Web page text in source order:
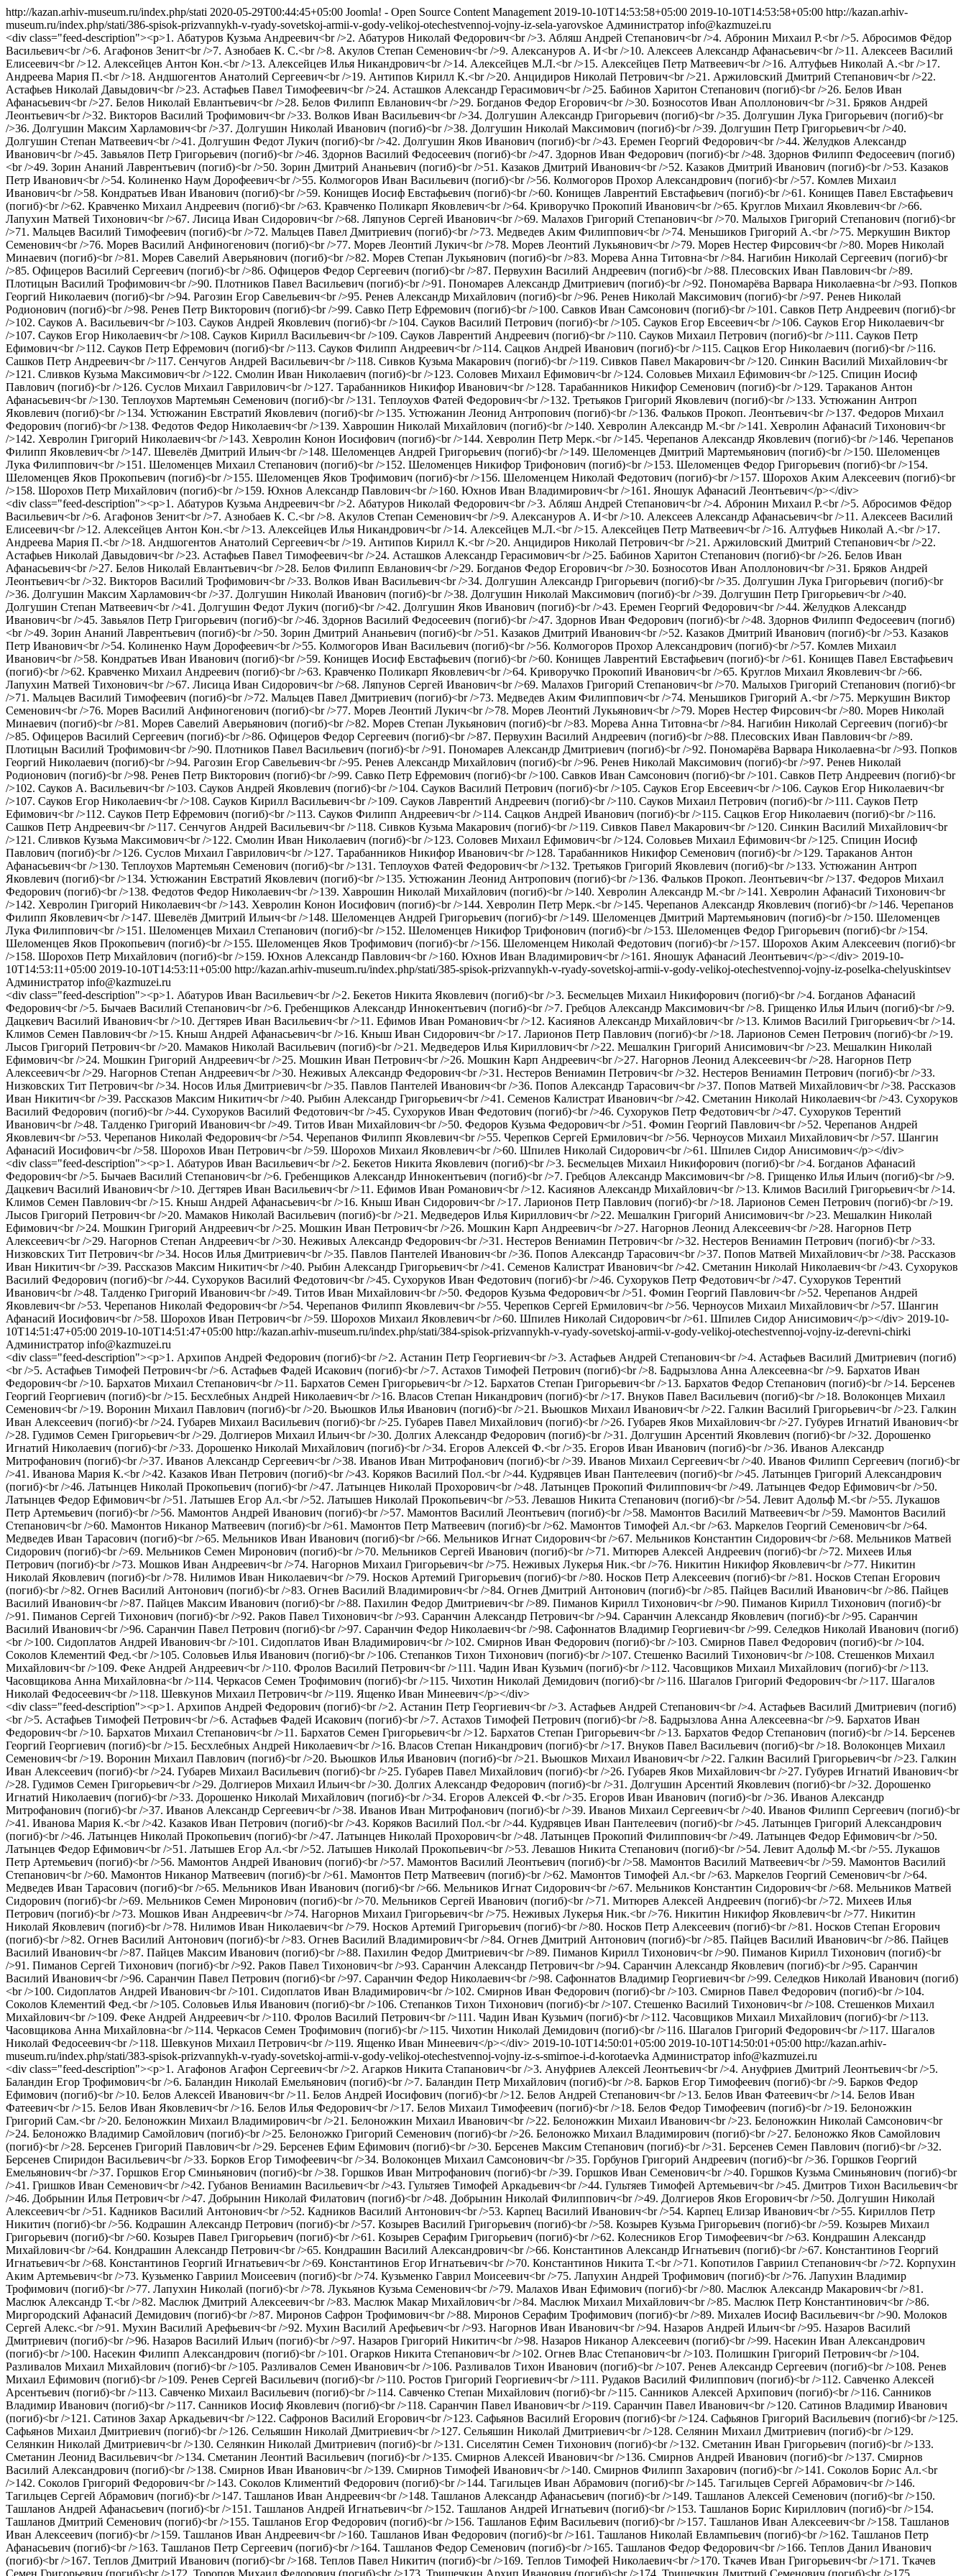
http://kazan.arhiv-museum.ru/index.php/stati 2020-05-29T00:44:45+05:00 Joomla! - Open Source Content Management 2019-10-10T14:53:58+05:00 2019-10-10T14:53:58+05:00 http://kazan.arhiv-
museum.ru/index.php/stati/386-spisok-prizvannykh-v-ryady-sovetskoj-armii-v-gody-velikoj-otechestvennoj-vojny-iz-sela-yarovskoe Администратор info@kazmuzei.ru
<div class="feed-description"><p>1. Абатуров Кузьма Андреевич<br />2. Абатуров Николай Федорович<br />3. Абляш Андрей Степанович<br />4. Абронин Михаил Р.<br />5. Абросимов Фёдор
Васильевич<br />6. Агафонов Зенит<br />7. Азнобаев К. С.<br />8. Акулов Степан Семенович<br />9. Алексануров А. И<br />10. Алексеев Александр Афанасьевич<br />11. Алексеев Василий
Елисеевич<br />12. Алексейцев Антон Кон.<br />13. Алексейцев Илья Никандрович<br />14. Алексейцев М.Л.<br />15. Алексейцев Петр Матвеевич<br />16. Алтуфьев Николай А.<br />17.
Андреева Мария П.<br />18. Андшогентов Анатолий Сергеевич<br />19. Антипов Кирилл К.<br />20. Анцидиров Николай Петрович<br />21. Аржиловский Дмитрий Степанович<br />22.
Астафьев Николай Давыдович<br />23. Астафьев Павел Тимофеевич<br />24. Асташков Александр Герасимович<br />25. Бабинов Харитон Степанович (погиб)<br />26. Белов Иван
Афанасьевич<br />27. Белов Николай Евлантьевич<br />28. Белов Филипп Евланович<br />29. Богданов Федор Егорович<br />30. Бозносотов Иван Аполлонович<br />31. Бряков Андрей
Леонтьевич<br />32. Викторов Василий Трофимович<br />33. Волков Иван Васильевич<br />34. Долгушин Александр Григорьевич (погиб)<br />35. Долгушин Лука Григорьевич (погиб)<br
/>36. Долгушин Максим Харламович<br />37. Долгушин Николай Иванович (погиб)<br />38. Долгушин Николай Максимович (погиб)<br />39. Долгушин Петр Григорьевич<br />40.
Долгушин Степан Матвеевич<br />41. Долгушин Федот Лукич (погиб)<br />42. Долгушин Яков Иванович (погиб)<br />43. Еремен Георгий Федорович<br />44. Желудков Александр
Иванович<br />45. Завьялов Петр Григорьевич (погиб)<br />46. Здорнов Василий Федосеевич (погиб)<br />47. Здорнов Иван Федорович (погиб)<br />48. Здорнов Филипп Федосеевич (погиб)
<br />49. Зорин Ананий Лаврентьевич (погиб)<br />50. Зорин Дмитрий Ананьевич (погиб)<br />51. Казаков Дмитрий Иванович<br />52. Казаков Дмитрий Иванович (погиб)<br />53. Казаков
Петр Иванович<br />54. Колиненко Наум Дорофеевич<br />55. Колмогоров Иван Васильевич (погиб)<br />56. Колмогоров Прохор Александрович (погиб)<br />57. Комлев Михаил
Иванович<br />58. Кондратьев Иван Иванович (погиб)<br />59. Конищев Иосиф Евстафьевич (погиб)<br />60. Конищев Лаврентий Евстафьевич (погиб)<br />61. Конищев Павел Евстафьевич
(погиб)<br />62. Кравченко Михаил Андреевич (погиб)<br />63. Кравченко Поликарп Яковлевич<br />64. Криворучко Прокопий Иванович<br />65. Круглов Михаил Яковлевич<br />66.
Лапухин Матвей Тихонович<br />67. Лисица Иван Сидорович<br />68. Ляпунов Сергей Иванович<br />69. Малахов Григорий Степанович<br />70. Малыхов Григорий Степанович (погиб)<br
/>71. Мальцев Василий Тимофеевич (погиб)<br />72. Мальцев Павел Дмитриевич (погиб)<br />73. Медведев Аким Филиппович<br />74. Меньшиков Григорий А.<br />75. Меркушин Виктор
Семенович<br />76. Морев Василий Анфиногенович (погиб)<br />77. Морев Леонтий Лукич<br />78. Морев Леонтий Лукьянович<br />79. Морев Нестер Фирсович<br />80. Морев Николай
Минаевич (погиб)<br />81. Морев Савелий Аверьянович (погиб)<br />82. Морев Степан Лукьянович (погиб)<br />83. Морева Анна Титовна<br />84. Нагибин Николай Сергеевич (погиб)<br
/>85. Офицеров Василий Сергеевич (погиб)<br />86. Офицеров Федор Сергеевич (погиб)<br />87. Первухин Василий Андреевич (погиб)<br />88. Плесовских Иван Павлович<br />89.
Плотицын Василий Трофимович<br />90. Плотников Павел Васильевич (погиб)<br />91. Пономарев Александр Дмитриевич (погиб)<br />92. Пономарёва Варвара Николаевна<br />93. Попков
Георгий Николаевич (погиб)<br />94. Рагозин Егор Савельевич<br />95. Ренев Александр Михайлович (погиб)<br />96. Ренев Николай Максимович (погиб)<br />97. Ренев Николай
Родионович (погиб)<br />98. Ренев Петр Викторович (погиб)<br />99. Савко Петр Ефремович (погиб)<br />100. Савков Иван Самсонович (погиб)<br />101. Савков Петр Андреевич (погиб)<br
/>102. Сауков А. Васильевич<br />103. Сауков Андрей Яковлевич (погиб)<br />104. Сауков Василий Петрович (погиб)<br />105. Сауков Егор Евсеевич<br />106. Сауков Егор Николаевич<br
/>107. Сауков Егор Николаевич<br />108. Сауков Кирилл Васильевич<br />109. Сауков Лаврентий Андреевич (погиб)<br />110. Сауков Михаил Петрович (погиб)<br />111. Сауков Петр
Ефимович<br />112. Сауков Петр Ефремович (погиб)<br />113. Сауков Филипп Андреевич<br />114. Сацков Андрей Иванович (погиб)<br />115. Сацков Егор Николаевич (погиб)<br />116.
Сашков Петр Андреевич<br />117. Сенчугов Андрей Васильевич<br />118. Сивков Кузьма Макарович (погиб)<br />119. Сивков Павел Макарович<br />120. Синкин Василий Михайлович<br
/>121. Сливков Кузьма Максимович<br />122. Смолин Иван Николаевич (погиб)<br />123. Соловев Михаил Ефимович<br />124. Соловьев Михаил Ефимович<br />125. Спицин Иосиф
Павлович (погиб)<br />126. Суслов Михаил Гаврилович<br />127. Тарабанников Никифор Иванович<br />128. Тарабанников Никифор Семенович (погиб)<br />129. Тараканов Антон
Афанасьевич<br />130. Теплоухов Мартемьян Семенович (погиб)<br />131. Теплоухов Фатей Федорович<br />132. Третьяков Григорий Яковлевич (погиб)<br />133. Устюжанин Антроп
Яковлевич (погиб)<br />134. Устюжанин Евстратий Яковлевич (погиб)<br />135. Устюжанин Леонид Антропович (погиб)<br />136. Фальков Прокоп. Леонтьевич<br />137. Федоров Михаил
Федорович (погиб)<br />138. Федотов Федор Николаевич<br />139. Хаврошин Николай Михайлович (погиб)<br />140. Хевролин Александр М.<br />141. Хевролин Афанасий Тихонович<br
/>142. Хевролин Григорий Николаевич<br />143. Хевролин Конон Иосифович (погиб)<br />144. Хевролин Петр Мерк.<br />145. Черепанов Александр Яковлевич (погиб)<br />146. Черепанов
Филипп Яковлевич<br />147. Шевелёв Дмитрий Ильич<br />148. Шеломенцев Андрей Григорьевич (погиб)<br />149. Шеломенцев Дмитрий Мартемьянович (погиб)<br />150. Шеломенцев
Лука Филиппович<br />151. Шеломенцев Михаил Степанович (погиб)<br />152. Шеломенцев Никифор Трифонович (погиб)<br />153. Шеломенцев Федор Григорьевич (погиб)<br />154.
Шеломенцев Яков Прокопьевич (погиб)<br />155. Шеломенцев Яков Трофимович (погиб)<br />156. Шеломенцем Николай Федотович (погиб)<br />157. Шорохов Аким Алексеевич (погиб)<br
/>158. Шорохов Петр Михайлович (погиб)<br />159. Юхнов Александр Павлович<br />160. Юхнов Иван Владимирович<br />161. Яношук Афанасий Леонтьевич</p></div>
<div class="feed-description"><p>1. Абатуров Кузьма Андреевич<br />2. Абатуров Николай Федорович<br />3. Абляш Андрей Степанович<br />4. Абронин Михаил Р.<br />5. Абросимов Фёдор
Васильевич<br />6. Агафонов Зенит<br />7. Азнобаев К. С.<br />8. Акулов Степан Семенович<br />9. Алексануров А. И<br />10. Алексеев Александр Афанасьевич<br />11. Алексеев Василий
Елисеевич<br />12. Алексейцев Антон Кон.<br />13. Алексейцев Илья Никандрович<br />14. Алексейцев М.Л.<br />15. Алексейцев Петр Матвеевич<br />16. Алтуфьев Николай А.<br />17.
Андреева Мария П.<br />18. Андшогентов Анатолий Сергеевич<br />19. Антипов Кирилл К.<br />20. Анцидиров Николай Петрович<br />21. Аржиловский Дмитрий Степанович<br />22.
Астафьев Николай Давыдович<br />23. Астафьев Павел Тимофеевич<br />24. Асташков Александр Герасимович<br />25. Бабинов Харитон Степанович (погиб)<br />26. Белов Иван
Афанасьевич<br />27. Белов Николай Евлантьевич<br />28. Белов Филипп Евланович<br />29. Богданов Федор Егорович<br />30. Бозносотов Иван Аполлонович<br />31. Бряков Андрей
Леонтьевич<br />32. Викторов Василий Трофимович<br />33. Волков Иван Васильевич<br />34. Долгушин Александр Григорьевич (погиб)<br />35. Долгушин Лука Григорьевич (погиб)<br
/>36. Долгушин Максим Харламович<br />37. Долгушин Николай Иванович (погиб)<br />38. Долгушин Николай Максимович (погиб)<br />39. Долгушин Петр Григорьевич<br />40.
Долгушин Степан Матвеевич<br />41. Долгушин Федот Лукич (погиб)<br />42. Долгушин Яков Иванович (погиб)<br />43. Еремен Георгий Федорович<br />44. Желудков Александр
Иванович<br />45. Завьялов Петр Григорьевич (погиб)<br />46. Здорнов Василий Федосеевич (погиб)<br />47. Здорнов Иван Федорович (погиб)<br />48. Здорнов Филипп Федосеевич (погиб)
<br />49. Зорин Ананий Лаврентьевич (погиб)<br />50. Зорин Дмитрий Ананьевич (погиб)<br />51. Казаков Дмитрий Иванович<br />52. Казаков Дмитрий Иванович (погиб)<br />53. Казаков
Петр Иванович<br />54. Колиненко Наум Дорофеевич<br />55. Колмогоров Иван Васильевич (погиб)<br />56. Колмогоров Прохор Александрович (погиб)<br />57. Комлев Михаил
Иванович<br />58. Кондратьев Иван Иванович (погиб)<br />59. Конищев Иосиф Евстафьевич (погиб)<br />60. Конищев Лаврентий Евстафьевич (погиб)<br />61. Конищев Павел Евстафьевич
(погиб)<br />62. Кравченко Михаил Андреевич (погиб)<br />63. Кравченко Поликарп Яковлевич<br />64. Криворучко Прокопий Иванович<br />65. Круглов Михаил Яковлевич<br />66.
Лапухин Матвей Тихонович<br />67. Лисица Иван Сидорович<br />68. Ляпунов Сергей Иванович<br />69. Малахов Григорий Степанович<br />70. Малыхов Григорий Степанович (погиб)<br
/>71. Мальцев Василий Тимофеевич (погиб)<br />72. Мальцев Павел Дмитриевич (погиб)<br />73. Медведев Аким Филиппович<br />74. Меньшиков Григорий А.<br />75. Меркушин Виктор
Семенович<br />76. Морев Василий Анфиногенович (погиб)<br />77. Морев Леонтий Лукич<br />78. Морев Леонтий Лукьянович<br />79. Морев Нестер Фирсович<br />80. Морев Николай
Минаевич (погиб)<br />81. Морев Савелий Аверьянович (погиб)<br />82. Морев Степан Лукьянович (погиб)<br />83. Морева Анна Титовна<br />84. Нагибин Николай Сергеевич (погиб)<br
/>85. Офицеров Василий Сергеевич (погиб)<br />86. Офицеров Федор Сергеевич (погиб)<br />87. Первухин Василий Андреевич (погиб)<br />88. Плесовских Иван Павлович<br />89.
Плотицын Василий Трофимович<br />90. Плотников Павел Васильевич (погиб)<br />91. Пономарев Александр Дмитриевич (погиб)<br />92. Пономарёва Варвара Николаевна<br />93. Попков
Георгий Николаевич (погиб)<br />94. Рагозин Егор Савельевич<br />95. Ренев Александр Михайлович (погиб)<br />96. Ренев Николай Максимович (погиб)<br />97. Ренев Николай
Родионович (погиб)<br />98. Ренев Петр Викторович (погиб)<br />99. Савко Петр Ефремович (погиб)<br />100. Савков Иван Самсонович (погиб)<br />101. Савков Петр Андреевич (погиб)<br
/>102. Сауков А. Васильевич<br />103. Сауков Андрей Яковлевич (погиб)<br />104. Сауков Василий Петрович (погиб)<br />105. Сауков Егор Евсеевич<br />106. Сауков Егор Николаевич<br
/>107. Сауков Егор Николаевич<br />108. Сауков Кирилл Васильевич<br />109. Сауков Лаврентий Андреевич (погиб)<br />110. Сауков Михаил Петрович (погиб)<br />111. Сауков Петр
Ефимович<br />112. Сауков Петр Ефремович (погиб)<br />113. Сауков Филипп Андреевич<br />114. Сацков Андрей Иванович (погиб)<br />115. Сацков Егор Николаевич (погиб)<br />116.
Сашков Петр Андреевич<br />117. Сенчугов Андрей Васильевич<br />118. Сивков Кузьма Макарович (погиб)<br />119. Сивков Павел Макарович<br />120. Синкин Василий Михайлович<br
/>121. Сливков Кузьма Максимович<br />122. Смолин Иван Николаевич (погиб)<br />123. Соловев Михаил Ефимович<br />124. Соловьев Михаил Ефимович<br />125. Спицин Иосиф
Павлович (погиб)<br />126. Суслов Михаил Гаврилович<br />127. Тарабанников Никифор Иванович<br />128. Тарабанников Никифор Семенович (погиб)<br />129. Тараканов Антон
Афанасьевич<br />130. Теплоухов Мартемьян Семенович (погиб)<br />131. Теплоухов Фатей Федорович<br />132. Третьяков Григорий Яковлевич (погиб)<br />133. Устюжанин Антроп
Яковлевич (погиб)<br />134. Устюжанин Евстратий Яковлевич (погиб)<br />135. Устюжанин Леонид Антропович (погиб)<br />136. Фальков Прокоп. Леонтьевич<br />137. Федоров Михаил
Федорович (погиб)<br />138. Федотов Федор Николаевич<br />139. Хаврошин Николай Михайлович (погиб)<br />140. Хевролин Александр М.<br />141. Хевролин Афанасий Тихонович<br
/>142. Хевролин Григорий Николаевич<br />143. Хевролин Конон Иосифович (погиб)<br />144. Хевролин Петр Мерк.<br />145. Черепанов Александр Яковлевич (погиб)<br />146. Черепанов
Филипп Яковлевич<br />147. Шевелёв Дмитрий Ильич<br />148. Шеломенцев Андрей Григорьевич (погиб)<br />149. Шеломенцев Дмитрий Мартемьянович (погиб)<br />150. Шеломенцев
Лука Филиппович<br />151. Шеломенцев Михаил Степанович (погиб)<br />152. Шеломенцев Никифор Трифонович (погиб)<br />153. Шеломенцев Федор Григорьевич (погиб)<br />154.
Шеломенцев Яков Прокопьевич (погиб)<br />155. Шеломенцев Яков Трофимович (погиб)<br />156. Шеломенцем Николай Федотович (погиб)<br />157. Шорохов Аким Алексеевич (погиб)<br
/>158. Шорохов Петр Михайлович (погиб)<br />159. Юхнов Александр Павлович<br />160. Юхнов Иван Владимирович<br />161. Яношук Афанасий Леонтьевич</p></div> 2019-10-
10T14:53:11+05:00 2019-10-10T14:53:11+05:00 http://kazan.arhiv-museum.ru/index.php/stati/385-spisok-prizvannykh-v-ryady-sovetskoj-armii-v-gody-velikoj-otechestvennoj-vojny-iz-poselka-chelyuskintsev
Администратор info@kazmuzei.ru
<div class="feed-description"><p>1. Абатуров Иван Васильевич<br />2. Бекетов Никита Яковлевич (погиб)<br />3. Бесмельцев Михаил Никифорович (погиб)<br />4. Богданов Афанасий
Федорович<br />5. Бычаев Василий Степанович<br />6. Гребенщиков Александр Иннокентьевич (погиб)<br />7. Гребцов Александр Максимович<br />8. Грищенко Илья Ильич (погиб)<br />9.
Дацкевич Василий Иванович<br />10. Дегтярев Иван Васильевич<br />11. Ефимов Иван Романович<br />12. Касиянов Александр Михайлович<br />13. Климов Василий Григорьевич<br />14.
Климов Семен Павлович<br />15. Кныш Андрей Афанасьевич<br />16. Кныш Иван Сидорович<br />17. Ларионов Петр Павлович (погиб)<br />18. Ларионов Семен Петрович (погиб)<br />19.
Лысов Григорий Петрович<br />20. Мамаков Николай Васильевич (погиб)<br />21. Медведеров Илья Кириллович<br />22. Мешалкин Григорий Анисимович<br />23. Мешалкин Николай
Ефимович<br />24. Мошкин Григорий Андреевич<br />25. Мошкин Иван Петрович<br />26. Мошкин Карп Андреевич<br />27. Нагорнов Леонид Алексеевич<br />28. Нагорнов Петр
Алексеевич<br />29. Нагорнов Степан Андреевич<br />30. Неживых Александр Федорович<br />31. Нестеров Вениамин Петрович<br />32. Нестеров Вениамин Петрович (погиб)<br />33.
Низковских Тит Петрович<br />34. Носов Илья Дмитриевич<br />35. Павлов Пантелей Иванович<br />36. Попов Александр Тарасович<br />37. Попов Матвей Михайлович<br />38. Рассказов
Иван Никитич<br />39. Рассказов Максим Никитич<br />40. Рыбин Александр Григорьевич<br />41. Семенов Калистрат Иванович<br />42. Сметанин Николай Николаевич<br />43. Сухоруков
Василий Федорович (погиб)<br />44. Сухоруков Василий Федотович<br />45. Сухоруков Иван Федотович (погиб)<br />46. Сухоруков Петр Федотович<br />47. Сухоруков Терентий
Иванович<br />48. Талденко Григорий Иванович<br />49. Титов Иван Михайлович<br />50. Федоров Кузьма Федорович<br />51. Фомин Георгий Павлович<br />52. Черепанов Андрей
Яковлевич<br />53. Черепанов Николай Федорович<br />54. Черепанов Филипп Яковлевич<br />55. Черепков Сергей Ермилович<br />56. Черноусов Михаил Михайлович<br />57. Шангин
Афанасий Иосифович<br />58. Шорохов Иван Петрович<br />59. Шорохов Михаил Яковлевич<br />60. Шпилев Николай Сидорович<br />61. Шпилев Сидор Анисимович</p></div>
<div class="feed-description"><p>1. Абатуров Иван Васильевич<br />2. Бекетов Никита Яковлевич (погиб)<br />3. Бесмельцев Михаил Никифорович (погиб)<br />4. Богданов Афанасий
Федорович<br />5. Бычаев Василий Степанович<br />6. Гребенщиков Александр Иннокентьевич (погиб)<br />7. Гребцов Александр Максимович<br />8. Грищенко Илья Ильич (погиб)<br />9.
Дацкевич Василий Иванович<br />10. Дегтярев Иван Васильевич<br />11. Ефимов Иван Романович<br />12. Касиянов Александр Михайлович<br />13. Климов Василий Григорьевич<br />14.
Климов Семен Павлович<br />15. Кныш Андрей Афанасьевич<br />16. Кныш Иван Сидорович<br />17. Ларионов Петр Павлович (погиб)<br />18. Ларионов Семен Петрович (погиб)<br />19.
Лысов Григорий Петрович<br />20. Мамаков Николай Васильевич (погиб)<br />21. Медведеров Илья Кириллович<br />22. Мешалкин Григорий Анисимович<br />23. Мешалкин Николай
Ефимович<br />24. Мошкин Григорий Андреевич<br />25. Мошкин Иван Петрович<br />26. Мошкин Карп Андреевич<br />27. Нагорнов Леонид Алексеевич<br />28. Нагорнов Петр
Алексеевич<br />29. Нагорнов Степан Андреевич<br />30. Неживых Александр Федорович<br />31. Нестеров Вениамин Петрович<br />32. Нестеров Вениамин Петрович (погиб)<br />33.
Низковских Тит Петрович<br />34. Носов Илья Дмитриевич<br />35. Павлов Пантелей Иванович<br />36. Попов Александр Тарасович<br />37. Попов Матвей Михайлович<br />38. Рассказов
Иван Никитич<br />39. Рассказов Максим Никитич<br />40. Рыбин Александр Григорьевич<br />41. Семенов Калистрат Иванович<br />42. Сметанин Николай Николаевич<br />43. Сухоруков
Василий Федорович (погиб)<br />44. Сухоруков Василий Федотович<br />45. Сухоруков Иван Федотович (погиб)<br />46. Сухоруков Петр Федотович<br />47. Сухоруков Терентий
Иванович<br />48. Талденко Григорий Иванович<br />49. Титов Иван Михайлович<br />50. Федоров Кузьма Федорович<br />51. Фомин Георгий Павлович<br />52. Черепанов Андрей
Яковлевич<br />53. Черепанов Николай Федорович<br />54. Черепанов Филипп Яковлевич<br />55. Черепков Сергей Ермилович<br />56. Черноусов Михаил Михайлович<br />57. Шангин
Афанасий Иосифович<br />58. Шорохов Иван Петрович<br />59. Шорохов Михаил Яковлевич<br />60. Шпилев Николай Сидорович<br />61. Шпилев Сидор Анисимович</p></div> 2019-10-
10T14:51:47+05:00 2019-10-10T14:51:47+05:00 http://kazan.arhiv-museum.ru/index.php/stati/384-spisok-prizvannykh-v-ryady-sovetskoj-armii-v-gody-velikoj-otechestvennoj-vojny-iz-derevni-chirki
Администратор info@kazmuzei.ru
<div class="feed-description"><p>1. Архипов Андрей Федорович (погиб)<br />2. Астанин Петр Георгиевич<br />3. Астафьев Андрей Степанович<br />4. Астафьев Василий Дмитриевич (погиб)
<br />5. Астафьев Тимофей Петрович<br />6. Астафьев Фадей Исакович (погиб)<br />7. Астахов Тимофей Петрович (погиб)<br />8. Бадрызлова Анна Алексеевна<br />9. Бархатов Иван
Федорович<br />10. Бархатов Михаил Степанович<br />11. Бархатов Семен Григорьевич<br />12. Бархатов Степан Григорьевич<br />13. Бархатов Федор Степанович (погиб)<br />14. Берсенев
Георгий Георгиевич (погиб)<br />15. Бесхлебных Андрей Николаевич<br />16. Власов Степан Никандрович (погиб)<br />17. Внуков Павел Васильевич (погиб)<br />18. Волоконцев Михаил
Семенович<br />19. Воронин Михаил Павлович (погиб)<br />20. Вьюшков Илья Иванович (погиб)<br />21. Вьюшков Михаил Иванович<br />22. Галкин Василий Григорьевич<br />23. Галкин
Иван Алексеевич (погиб)<br />24. Губарев Михаил Васильевич (погиб)<br />25. Губарев Павел Михайлович (погиб)<br />26. Губарев Яков Михайлович<br />27. Губурев Игнатий Иванович<br
/>28. Гудимов Семен Григорьевич<br />29. Долгиеров Михаил Ильич<br />30. Долгих Александр Федорович (погиб)<br />31. Долгушин Арсентий Яковлевич (погиб)<br />32. Дорошенко
Игнатий Николаевич (погиб)<br />33. Дорошенко Николай Михайлович (погиб)<br />34. Егоров Алексей Ф.<br />35. Егоров Иван Иванович (погиб)<br />36. Иванов Александр
Митрофанович (погиб)<br />37. Иванов Александр Сергеевич<br />38. Иванов Иван Митрофанович (погиб)<br />39. Иванов Михаил Сергеевич<br />40. Иванов Филипп Сергеевич (погиб)<br
/>41. Иванова Мария К.<br />42. Казаков Иван Петрович (погиб)<br />43. Коряков Василий Пол.<br />44. Кудрявцев Иван Пантелеевич (погиб)<br />45. Латынцев Григорий Александрович
(погиб)<br />46. Латынцев Николай Прокопьевич (погиб)<br />47. Латынцев Николай Прохорович<br />48. Латынцев Прокопий Филиппович<br />49. Латынцев Федор Ефимович<br />50.
Латынцев Федор Ефимович<br />51. Латышев Егор Ал.<br />52. Латышев Николай Прокопьевич<br />53. Левашов Никита Степанович (погиб)<br />54. Левит Адольф М.<br />55. Лукашов
Петр Артемьевич (погиб)<br />56. Мамонтов Андрей Иванович (погиб)<br />57. Мамонтов Василий Леонтьевич (погиб)<br />58. Мамонтов Василий Матвеевич<br />59. Мамонтов Василий
Степанович<br />60. Мамонтов Никанор Матвеевич (погиб)<br />61. Мамонтов Петр Матвеевич (погиб)<br />62. Мамонтов Тимофей Ал.<br />63. Маркелов Георгий Семенович<br />64.
Медведев Иван Тарасович (погиб)<br />65. Мельников Иван Иванович (погиб)<br />66. Мельников Игнат Сидорович<br />67. Мельников Константин Сидорович<br />68. Мельников Матвей
Сидорович (погиб)<br />69. Мельников Семен Миронович (погиб)<br />70. Мельников Сергей Иванович (погиб)<br />71. Митюрев Алексей Андреевич (погиб)<br />72. Михеев Илья
Петрович (погиб)<br />73. Мошков Иван Андреевич<br />74. Нагорнов Михаил Григорьевич<br />75. Неживых Лукерья Ник.<br />76. Никитин Никифор Яковлевич<br />77. Никитин
Николай Яковлевич (погиб)<br />78. Нилимов Иван Николаевич<br />79. Носков Артемий Григорьевич (погиб)<br />80. Носков Петр Алексеевич (погиб)<br />81. Носков Степан Егорович
(погиб)<br />82. Огнев Василий Антонович (погиб)<br />83. Огнев Василий Владимирович<br />84. Огнев Дмитрий Антонович (погиб)<br />85. Пайцев Василий Иванович<br />86. Пайцев
Василий Иванович<br />87. Пайцев Максим Иванович (погиб)<br />88. Пахилин Федор Дмитриевич<br />89. Пиманов Кирилл Тихонович<br />90. Пиманов Кирилл Тихонович (погиб)<br
/>91. Пиманов Сергей Тихонович (погиб)<br />92. Раков Павел Тихонович<br />93. Саранчин Александр Петрович<br />94. Саранчин Александр Яковлевич (погиб)<br />95. Саранчин
Василий Иванович<br />96. Саранчин Павел Петрович (погиб)<br />97. Саранчин Федор Николаевич<br />98. Сафоннатов Владимир Георгиевич<br />99. Селедков Николай Иванович (погиб)
<br />100. Сидоплатов Андрей Иванович<br />101. Сидоплатов Иван Владимирович<br />102. Смирнов Иван Федорович (погиб)<br />103. Смирнов Павел Федорович (погиб)<br />104.
Соколов Клементий Фед.<br />105. Соловьев Илья Иванович (погиб)<br />106. Степанков Тихон Тихонович (погиб)<br />107. Стешенко Василий Тихонович<br />108. Стешенков Михаил
Михайлович<br />109. Феке Андрей Андреевич<br />110. Фролов Василий Петрович<br />111. Чадин Иван Кузьмич (погиб)<br />112. Часовщиков Михаил Михайлович (погиб)<br />113.
Часовщикова Анна Михайловна<br />114. Черкасов Семен Трофимович (погиб)<br />115. Чихотин Николай Демидович (погиб)<br />116. Шагалов Григорий Федорович<br />117. Шагалов
Николай Федосеевич<br />118. Шевкунов Михаил Петрович<br />119. Ященко Иван Минеевич</p></div>
<div class="feed-description"><p>1. Архипов Андрей Федорович (погиб)<br />2. Астанин Петр Георгиевич<br />3. Астафьев Андрей Степанович<br />4. Астафьев Василий Дмитриевич (погиб)
<br />5. Астафьев Тимофей Петрович<br />6. Астафьев Фадей Исакович (погиб)<br />7. Астахов Тимофей Петрович (погиб)<br />8. Бадрызлова Анна Алексеевна<br />9. Бархатов Иван
Федорович<br />10. Бархатов Михаил Степанович<br />11. Бархатов Семен Григорьевич<br />12. Бархатов Степан Григорьевич<br />13. Бархатов Федор Степанович (погиб)<br />14. Берсенев
Георгий Георгиевич (погиб)<br />15. Бесхлебных Андрей Николаевич<br />16. Власов Степан Никандрович (погиб)<br />17. Внуков Павел Васильевич (погиб)<br />18. Волоконцев Михаил
Семенович<br />19. Воронин Михаил Павлович (погиб)<br />20. Вьюшков Илья Иванович (погиб)<br />21. Вьюшков Михаил Иванович<br />22. Галкин Василий Григорьевич<br />23. Галкин
Иван Алексеевич (погиб)<br />24. Губарев Михаил Васильевич (погиб)<br />25. Губарев Павел Михайлович (погиб)<br />26. Губарев Яков Михайлович<br />27. Губурев Игнатий Иванович<br
/>28. Гудимов Семен Григорьевич<br />29. Долгиеров Михаил Ильич<br />30. Долгих Александр Федорович (погиб)<br />31. Долгушин Арсентий Яковлевич (погиб)<br />32. Дорошенко
Игнатий Николаевич (погиб)<br />33. Дорошенко Николай Михайлович (погиб)<br />34. Егоров Алексей Ф.<br />35. Егоров Иван Иванович (погиб)<br />36. Иванов Александр
Митрофанович (погиб)<br />37. Иванов Александр Сергеевич<br />38. Иванов Иван Митрофанович (погиб)<br />39. Иванов Михаил Сергеевич<br />40. Иванов Филипп Сергеевич (погиб)<br
/>41. Иванова Мария К.<br />42. Казаков Иван Петрович (погиб)<br />43. Коряков Василий Пол.<br />44. Кудрявцев Иван Пантелеевич (погиб)<br />45. Латынцев Григорий Александрович
(погиб)<br />46. Латынцев Николай Прокопьевич (погиб)<br />47. Латынцев Николай Прохорович<br />48. Латынцев Прокопий Филиппович<br />49. Латынцев Федор Ефимович<br />50.
Латынцев Федор Ефимович<br />51. Латышев Егор Ал.<br />52. Латышев Николай Прокопьевич<br />53. Левашов Никита Степанович (погиб)<br />54. Левит Адольф М.<br />55. Лукашов
Петр Артемьевич (погиб)<br />56. Мамонтов Андрей Иванович (погиб)<br />57. Мамонтов Василий Леонтьевич (погиб)<br />58. Мамонтов Василий Матвеевич<br />59. Мамонтов Василий
Степанович<br />60. Мамонтов Никанор Матвеевич (погиб)<br />61. Мамонтов Петр Матвеевич (погиб)<br />62. Мамонтов Тимофей Ал.<br />63. Маркелов Георгий Семенович<br />64.
Медведев Иван Тарасович (погиб)<br />65. Мельников Иван Иванович (погиб)<br />66. Мельников Игнат Сидорович<br />67. Мельников Константин Сидорович<br />68. Мельников Матвей
Сидорович (погиб)<br />69. Мельников Семен Миронович (погиб)<br />70. Мельников Сергей Иванович (погиб)<br />71. Митюрев Алексей Андреевич (погиб)<br />72. Михеев Илья
Петрович (погиб)<br />73. Мошков Иван Андреевич<br />74. Нагорнов Михаил Григорьевич<br />75. Неживых Лукерья Ник.<br />76. Никитин Никифор Яковлевич<br />77. Никитин
Николай Яковлевич (погиб)<br />78. Нилимов Иван Николаевич<br />79. Носков Артемий Григорьевич (погиб)<br />80. Носков Петр Алексеевич (погиб)<br />81. Носков Степан Егорович
(погиб)<br />82. Огнев Василий Антонович (погиб)<br />83. Огнев Василий Владимирович<br />84. Огнев Дмитрий Антонович (погиб)<br />85. Пайцев Василий Иванович<br />86. Пайцев
Василий Иванович<br />87. Пайцев Максим Иванович (погиб)<br />88. Пахилин Федор Дмитриевич<br />89. Пиманов Кирилл Тихонович<br />90. Пиманов Кирилл Тихонович (погиб)<br
/>91. Пиманов Сергей Тихонович (погиб)<br />92. Раков Павел Тихонович<br />93. Саранчин Александр Петрович<br />94. Саранчин Александр Яковлевич (погиб)<br />95. Саранчин
Василий Иванович<br />96. Саранчин Павел Петрович (погиб)<br />97. Саранчин Федор Николаевич<br />98. Сафоннатов Владимир Георгиевич<br />99. Селедков Николай Иванович (погиб)
<br />100. Сидоплатов Андрей Иванович<br />101. Сидоплатов Иван Владимирович<br />102. Смирнов Иван Федорович (погиб)<br />103. Смирнов Павел Федорович (погиб)<br />104.
Соколов Клементий Фед.<br />105. Соловьев Илья Иванович (погиб)<br />106. Степанков Тихон Тихонович (погиб)<br />107. Стешенко Василий Тихонович<br />108. Стешенков Михаил
Михайлович<br />109. Феке Андрей Андреевич<br />110. Фролов Василий Петрович<br />111. Чадин Иван Кузьмич (погиб)<br />112. Часовщиков Михаил Михайлович (погиб)<br />113.
Часовщикова Анна Михайловна<br />114. Черкасов Семен Трофимович (погиб)<br />115. Чихотин Николай Демидович (погиб)<br />116. Шагалов Григорий Федорович<br />117. Шагалов
Николай Федосеевич<br />118. Шевкунов Михаил Петрович<br />119. Ященко Иван Минеевич</p></div> 2019-10-10T14:50:01+05:00 2019-10-10T14:50:01+05:00 http://kazan.arhiv-
museum.ru/index.php/stati/383-spisok-prizvannykh-v-ryady-sovetskoj-armii-v-gody-velikoj-otechestvennoj-vojny-iz-s-smirnoe-i-d-korotaevka Администратор info@kazmuzei.ru
<div class="feed-description"><p>1. Агафонов Агафон Сергеевич<br />2. Агарков Никита Стапанович<br />3. Ануфриев Алексей Леонтьевич<br />4. Ануфриев Дмитрий Леонтьевич<br />5.
Баландин Егор Трофимович<br />6. Баландин Николай Емельянович (погиб)<br />7. Баландин Петр Михайлович (погиб)<br />8. Барков Егор Тимофеевич (погиб)<br />9. Барков Федор
Ефимович (погиб)<br />10. Белов Алексей Иванович<br />11. Белов Андрей Иосифович (погиб)<br />12. Белов Андрей Степанович<br />13. Белов Иван Фатеевич<br />14. Белов Иван
Фатеевич<br />15. Белов Иван Яковлевич<br />16. Белов Илья Федорович<br />17. Белов Михаил Тимофеевич (погиб)<br />18. Белов Федор Тимофеевич (погиб)<br />19. Белоножкин
Григорий Сам.<br />20. Белоножкин Михаил Владимирович<br />21. Белоножкин Михаил Иванович<br />22. Белоножкин Михаил Иванович<br />23. Белоножкин Николай Самсонович<br
/>24. Белоножко Владимир Самойлович (погиб)<br />25. Белоножко Григорий Семенович (погиб)<br />26. Белоножко Михаил Владимирович (погиб)<br />27. Белоножко Яков Самойлович
(погиб)<br />28. Берсенев Григорий Павлович<br />29. Берсенев Ефим Ефимович (погиб)<br />30. Берсенев Максим Степанович (погиб)<br />31. Берсенев Семен Павлович (погиб)<br />32.
Берсенев Спиридон Васильевич<br />33. Борков Егор Тимофеевич<br />34. Волоконцев Михаил Самсонович<br />35. Горбунов Григорий Андреевич (погиб)<br />36. Горшков Георгий
Емельянович<br />37. Горшков Егор Сминьянович (погиб)<br />38. Горшков Иван Митрофанович (погиб)<br />39. Горшков Иван Семенович<br />40. Горшков Кузьма Сминьянович (погиб)<br
/>41. Гришков Иван Семенович<br />42. Губанов Вениамин Васильевич<br />43. Гультяев Тимофей Аркадьевич<br />44. Гультяев Тимофей Артемьевич<br />45. Дмитров Тихон Васильевич<br
/>46. Добрынин Илья Петрович<br />47. Добрынин Николай Филатович (погиб)<br />48. Добрынин Николай Филиппович<br />49. Долгиеров Яков Егорович<br />50. Долгушин Николай
Алексеевич<br />51. Кадников Василий Антонович<br />52. Кадников Василий Антонович<br />53. Карпец Василий Иванович<br />54. Карпец Елизар Иванович<br />55. Кириллов Петр
Никитич (погиб)<br />56. Кодрашин Александр Петрович (погиб)<br />57. Козырев Василий Григорьевич (погиб)<br />58. Козырев Кузьма Григорьевич (погиб)<br />59. Козырев Михаил
Григорьевич (погиб)<br />60. Козырев Павел Григорьевич (погиб)<br />61. Козырев Серафим Григорьевич (погиб)<br />62. Колесников Егор Тимофеевич<br />63. Кондрашин Александр
Михайлович<br />64. Кондрашин Александр Петрович<br />65. Кондрашин Василий Александрович<br />66. Константинов Александр Игнатьевич (погиб)<br />67. Константинов Георгий
Игнатьевич<br />68. Константинов Георгий Игнатьевич<br />69. Константинов Егор Игнатьевич<br />70. Константинов Никита Т.<br />71. Копотилов Гавриил Степанович<br />72. Корпухин
Аким Артемьевич<br />73. Кузьменко Гавриил Моисеевич (погиб)<br />74. Кузьменко Гаврил Моисеевич<br />75. Лапухин Андрей Трофимович (погиб)<br />76. Лапухин Владимир
Трофимович (погиб)<br />77. Лапухин Николай (погиб)<br />78. Лукьянов Кузьма Семенович<br />79. Малахов Иван Ефимович (погиб)<br />80. Маслюк Александр Макарович<br />81.
Маслюк Александр Т.<br />82. Маслюк Дмитрий Алексеевич<br />83. Маслюк Макар Михайлович<br />84. Маслюк Михаил Михайлович<br />85. Маслюк Петр Константинович<br />86.
Миргородский Афанасий Демидович (погиб)<br />87. Миронов Сафрон Трофимович<br />88. Миронов Серафим Трофимович (погиб)<br />89. Михалев Иосиф Васильевич<br />90. Молоков
Сергей Алекс.<br />91. Мухин Василий Арефьевич<br />92. Мухин Василий Арефьевич<br />93. Нагорнов Иван Иванович<br />94. Назаров Андрей Ильич<br />95. Назаров Василий
Дмитриевич (погиб)<br />96. Назаров Василий Ильич (погиб)<br />97. Назаров Григорий Никитич<br />98. Назаров Никанор Алексеевич (погиб)<br />99. Насекин Иван Александрович
(погиб)<br />100. Насекин Филипп Александрович (погиб)<br />101. Огарков Никита Степанович<br />102. Огнев Влас Степанович<br />103. Полишкин Григорий Петрович<br />104.
Разливалов Михаил Михайлович (погиб)<br />105. Разливалов Семен Иванович<br />106. Разливалов Тихон Иванович (погиб)<br />107. Ренев Александр Сергеевич (погиб)<br />108. Ренев
Михаил Ефимович (погиб)<br />109. Ренев Сергей Васильевич (погиб)<br />110. Ростов Григорий Георгиевич<br />111. Рудаков Василий Филиппович (погиб)<br />112. Савченко Алексей
Арсентьевич (погиб)<br />113. Савченко Михаил Васильевич (погиб)<br />114. Савченко Степан Михайлович (погиб)<br />115. Санников Алексей Архипович (погиб)<br />116. Санников
Владимир Иванович (погиб)<br />117. Санников Иосиф Яковлевич (погиб)<br />118. Саранчин Павел Иванович<br />119. Саранчин Павел Иванович<br />120. Сатинов Владимир Иванович
(погиб)<br />121. Сатинов Захар Аркадьевич<br />122. Сафронов Василий Егорович<br />123. Сафьянов Василий Егорович (погиб)<br />124. Сафьянов Григорий Васильевич (погиб)<br />125.
Сафьянов Михаил Дмитриевич (погиб)<br />126. Сельяшин Николай Дмитриевич<br />127. Сельяшин Николай Дмитриевич<br />128. Селянин Михаил Дмитриевич (погиб)<br />129.
Селянкин Николай Дмитриевич<br />130. Селянкин Николай Дмитриевич (погиб)<br />131. Сиселятин Семен Тихонович (погиб)<br />132. Сметанин Иван Григорьевич (погиб)<br />133.
Сметанин Леонид Васильевич<br />134. Сметанин Леонтий Васильевич (погиб)<br />135. Смирнов Алексей Иванович<br />136. Смирнов Андрей Иванович (погиб)<br />137. Смирнов
Василий Александрович (погиб)<br />138. Смирнов Иван Иванович<br />139. Смирнов Тимофей Иванович<br />140. Смирнов Филипп Захарович (погиб)<br />141. Соколов Борис Ал.<br
/>142. Соколов Григорий Федорович<br />143. Соколов Климентий Федорович (погиб)<br />144. Тагильцев Иван Абрамович (погиб)<br />145. Тагильцев Сергей Абрамович<br />146.
Тагильцев Сергей Абрамович (погиб)<br />147. Ташланов Иван Андреевич<br />148. Ташланов Александр Афанасьевич (погиб)<br />149. Ташланов Алексей Семенович (погиб)<br />150.
Ташланов Андрей Афанасьевич (погиб)<br />151. Ташланов Андрей Игнатьевич<br />152. Ташланов Андрей Игнатьевич (погиб)<br />153. Ташланов Борис Кириллович (погиб)<br />154.
Ташланов Дмитрий Семенович (погиб)<br />155. Ташланов Егор Федорович (погиб)<br />156. Ташланов Ефим Васильевич (погиб)<br />157. Ташланов Иван Алексеевич<br />158. Ташланов
Иван Алексеевич (погиб)<br />159. Ташланов Иван Андреевич<br />160. Ташланов Иван Федорович (погиб)<br />161. Ташланов Николай Евлампьевич (погиб)<br />162. Ташланов Петр
Афанасьевич (погиб)<br />163. Ташланов Петр Сергеевич (погиб)<br />164. Ташланов Федор Семенович (погиб)<br />165. Ташланов Федор Федорович<br />166. Теплов Данил Иванович
(погиб)<br />167. Теплов Дмитрий Иванович (погиб)<br />168. Теплов Павел Никитич (погиб)<br />169. Теплов Тимофей Николаевич<br />170. Ткачев Иван Григорьевич<br />171. Ткачев
Семен Григорьевич (погиб)<br />172. Торопов Михаил Федорович (погиб)<br />173. Тришечкин Архип Иванович (погиб)<br />174. Тришечкин Дмитрий Семенович (погиб)<br />175.